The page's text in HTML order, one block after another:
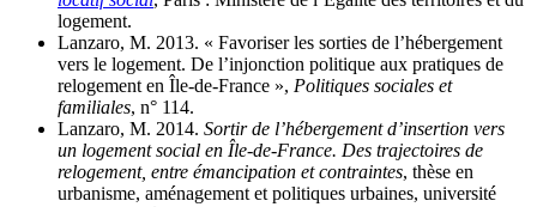
logement.
Lanzaro, M. 2013. « Favoriser les sorties de l’hébergement
vers le logement. De l’injonction politique aux pratiques de
relogement en Île-de-France », Politiques sociales et
familiales, n° 114.
Lanzaro, M. 2014. Sortir de l’hébergement d’insertion vers
un logement social en Île-de-France. Des trajectoires de
relogement, entre émancipation et contraintes, thèse en
urbanisme, aménagement et politiques urbaines, université